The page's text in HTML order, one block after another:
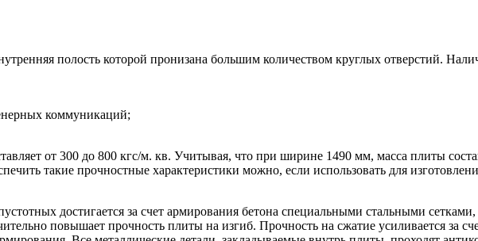
полость которой пронизана большим количеством круглых отверстий.
коммуникаций;
от 300 до 800 кгс/м. кв. Учитывая, что при ширине 1490 мм, масса плиты
такие прочностные характеристики можно, если использовать для
достигается за счет армирования бетона специальными стальными
повышает прочность плиты на изгиб. Прочность на сжатие усиливается за